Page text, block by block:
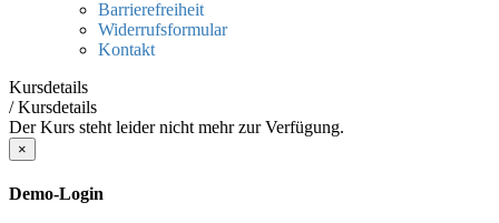
Barrierefreiheit
Widerrufsformular
Kontakt
Kursdetails
/Kursdetails
Der Kurs steht leider nicht mehr zur Verfügung.
×
Demo-Login